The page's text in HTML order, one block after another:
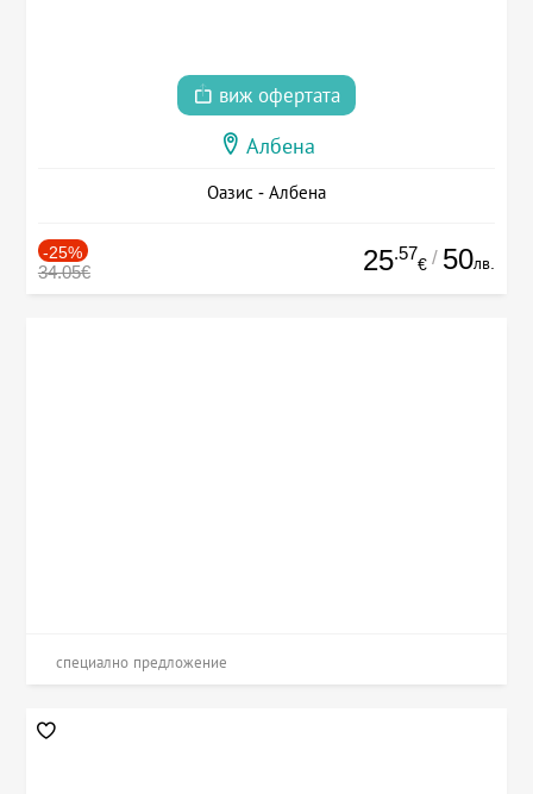
виж офертата
Албена
Оазис - Албена
-25%
34.05€ 25.57
€ / 50лв.
специално предложение